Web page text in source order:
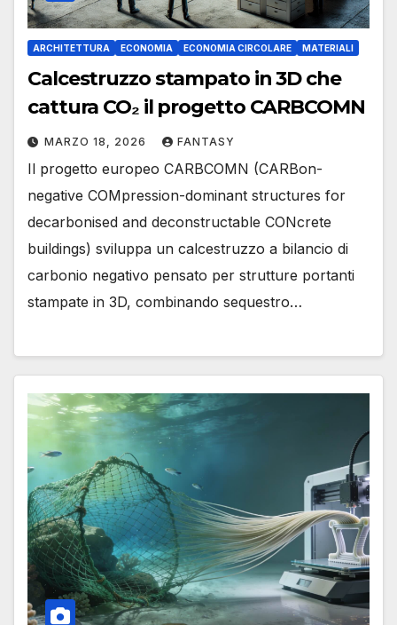
ARCHITETTURA ECONOMIA ECONOMIA CIRCOLARE MATERIALI
Calcestruzzo stampato in 3D che
cattura CO₂ il progetto CARBCOMN
MARZO 18, 2026 FANTASY
Il progetto europeo CARBCOMN (CARBon-
negative COMpression-dominant structures for
decarbonised and deconstructable CONcrete
buildings) sviluppa un calcestruzzo a bilancio di
carbonio negativo pensato per strutture portanti
stampate in 3D, combinando sequestro…